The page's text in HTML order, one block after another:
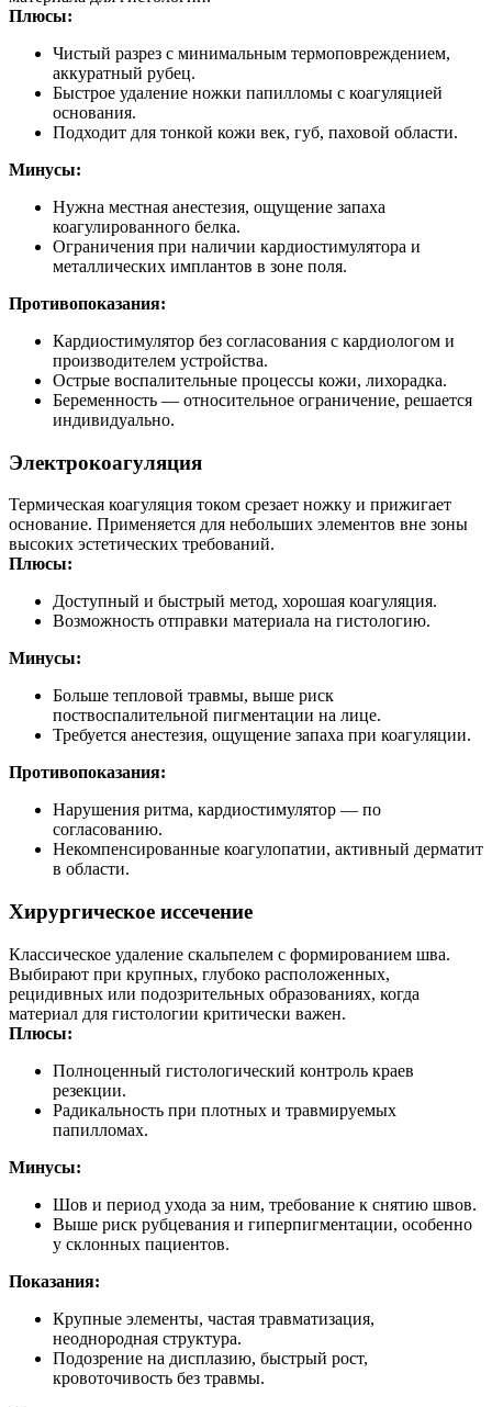
Плюсы:
Чистый разрез с минимальным термоповреждением,
аккуратный рубец.
Быстрое удаление ножки папилломы с коагуляцией
основания.
Подходит для тонкой кожи век, губ, паховой области.
Минусы:
Нужна местная анестезия, ощущение запаха
коагулированного белка.
Ограничения при наличии кардиостимулятора и
металлических имплантов в зоне поля.
Противопоказания:
Кардиостимулятор без согласования с кардиологом и
производителем устройства.
Острые воспалительные процессы кожи, лихорадка.
Беременность — относительное ограничение, решается
индивидуально.
Электрокоагуляция
Термическая коагуляция током срезает ножку и прижигает
основание. Применяется для небольших элементов вне зоны
высоких эстетических требований.
Плюсы:
Доступный и быстрый метод, хорошая коагуляция.
Возможность отправки материала на гистологию.
Минусы:
Больше тепловой травмы, выше риск
поствоспалительной пигментации на лице.
Требуется анестезия, ощущение запаха при коагуляции.
Противопоказания:
Нарушения ритма, кардиостимулятор — по
согласованию.
Некомпенсированные коагулопатии, активный дерматит
в области.
Хирургическое иссечение
Классическое удаление скальпелем с формированием шва.
Выбирают при крупных, глубоко расположенных,
рецидивных или подозрительных образованиях, когда
материал для гистологии критически важен.
Плюсы:
Полноценный гистологический контроль краев
резекции.
Радикальность при плотных и травмируемых
папилломах.
Минусы:
Шов и период ухода за ним, требование к снятию швов.
Выше риск рубцевания и гиперпигментации, особенно
у склонных пациентов.
Показания:
Крупные элементы, частая травматизация,
неоднородная структура.
Подозрение на дисплазию, быстрый рост,
кровоточивость без травмы.